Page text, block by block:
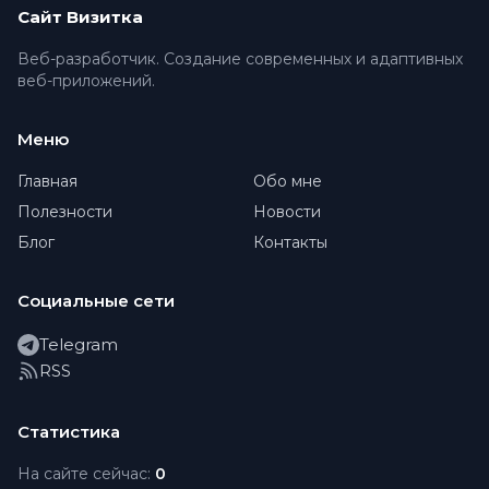
Сайт Визитка
Веб-разработчик. Создание современных и адаптивных
веб-приложений.
Меню
Главная
Обо мне
Полезности
Новости
Блог
Контакты
Социальные сети
Telegram
RSS
Статистика
На сайте сейчас: 0